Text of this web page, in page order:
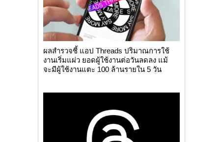
ผลสำรวจชี้ แอป Threads ปริมาณการใช้
งานเริ่มแผ่ว ยอดผู้ใช้งานต่อวันลดลง แม้
จะมีผู้ใช้งานแตะ 100 ล้านรายใน 5 วัน